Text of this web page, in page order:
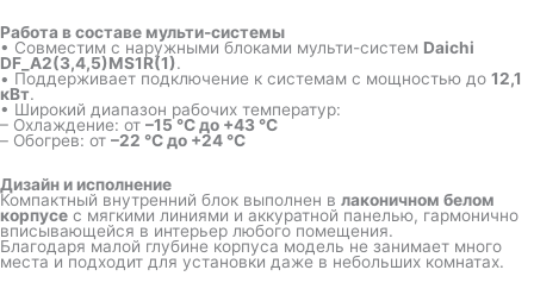
Работа в составе мульти-системы
• Совместим с наружными блоками мульти-систем Daichi
DF_A2(3,4,5)MS1R(1).
• Поддерживает подключение к системам с мощностью до 12,1
кВт.
• Широкий диапазон рабочих температур:
– Охлаждение: от –15 °C до +43 °C
– Обогрев: от –22 °C до +24 °C
Дизайн и исполнение
Компактный внутренний блок выполнен в лаконичном белом
корпусе с мягкими линиями и аккуратной панелью, гармонично
вписывающейся в интерьер любого помещения.
Благодаря малой глубине корпуса модель не занимает много
места и подходит для установки даже в небольших комнатах.